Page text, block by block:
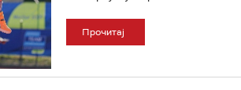
Прочитај